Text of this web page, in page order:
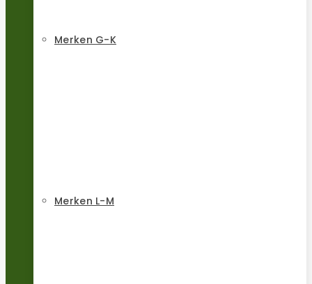
Merken G-K
Merken L-M